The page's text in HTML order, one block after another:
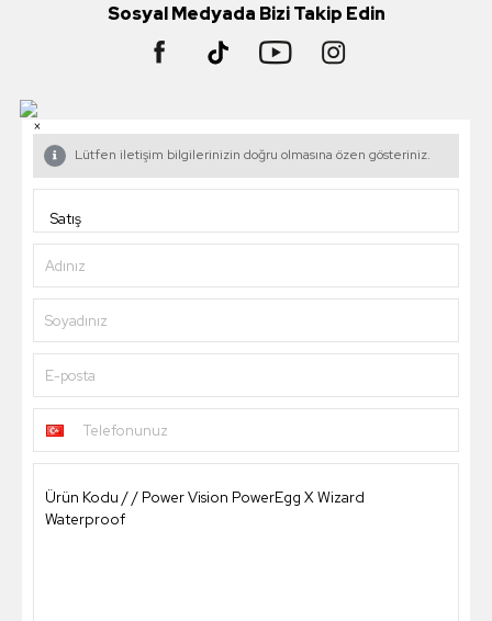
Sosyal Medyada Bizi Takip Edin
×
Lütfen iletişim bilgilerinizin doğru olmasına özen gösteriniz.
Adınız
Soyadınız
E-posta
Telefonunuz